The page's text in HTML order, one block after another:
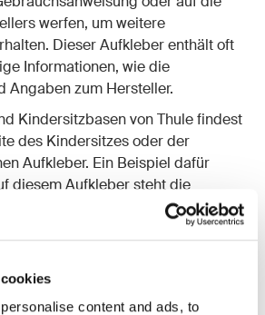
content and ads, to
werfen, um weitere
Dieser Aufkleber enthält oft
Informationen, wie die
Angaben zum Hersteller.
Kindersitzbasen von Thule findest
des Kindersitzes oder der
Aufkleber. Ein Beispiel dafür
diesem Aufkleber steht die
vom Herstellungsdatum mit
sowie einer Seriennummer.